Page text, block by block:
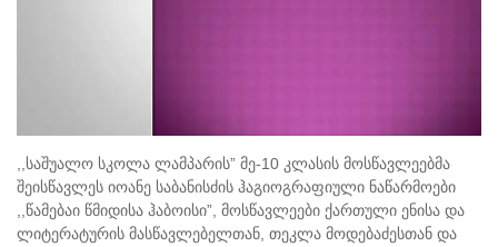
,,საშუალო სკოლა ლამპარის” მე-10 კლასის მოსწავლეებმა
შეისწავლეს იოანე საბანისძის ჰაგიოგრაფიული ნაწარმოები
,,წამებაი წმიდისა ჰაბოისი”, მოსწავლეები ქართული ენისა და
ლიტერატურის მასწავლებელთან, თეკლა მოდებაძესთან და